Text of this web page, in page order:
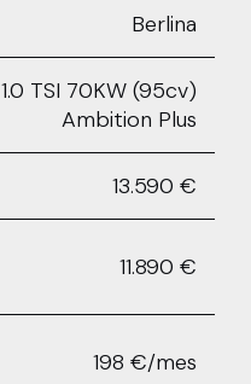
Berlina
1.0 TSI 70KW (95cv)
Ambition Plus
13.590 €
11.890 €
198 €/mes